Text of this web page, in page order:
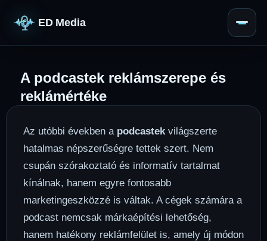
ED Media
A podcastek reklámszerepe és
reklámértéke
Az utóbbi években a podcastekvilágszerte
hatalmas népszerűségre tettek szert. Nem
csupán szórakoztató és informatív tartalmat
kínálnak, hanem egyre fontosabb
marketingeszközzé is váltak. A cégek számára a
podcast nemcsak márkaépítési lehetőség,
hanem hatékony reklámfelület is, amely új módon